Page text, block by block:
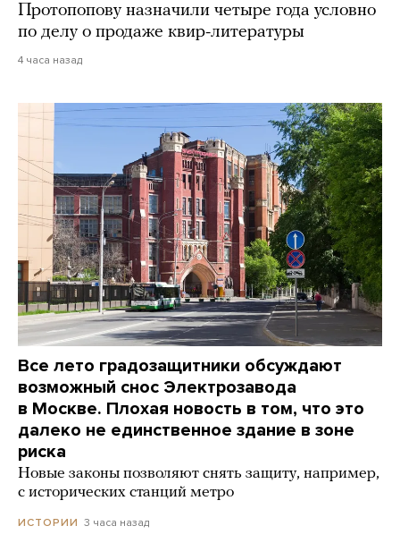
Протопопову назначили четыре года условно
по делу о продаже квир-литературы
4 часа назад
Все лето градозащитники обсуждают
возможный снос Электрозавода
в Москве. Плохая новость в том, что это
далеко не единственное здание в зоне
риска
Новые законы позволяют снять защиту, например,
с исторических станций метро
ИСТОРИИ 3 часа назад